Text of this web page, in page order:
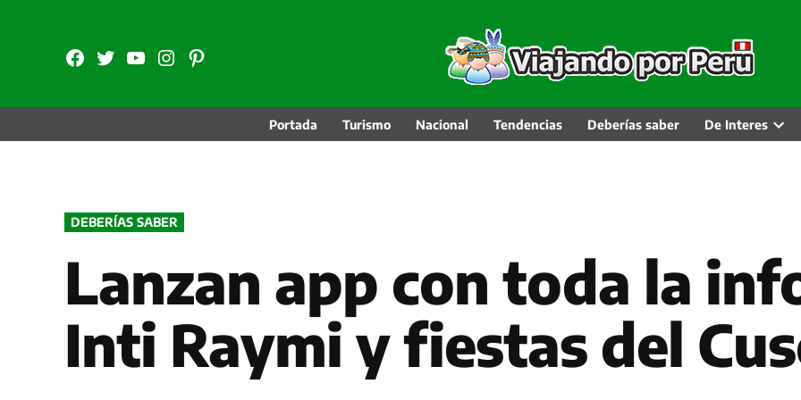
contenidoFB TW YouTubeInstagram
Pinterest
Portada Turismo Nacional Tendencias Deberías saber De Interes
PUBLICADO
EN
DEBERÍAS SABER
Lanzan app con toda la
Inti Raymi y fiestas del